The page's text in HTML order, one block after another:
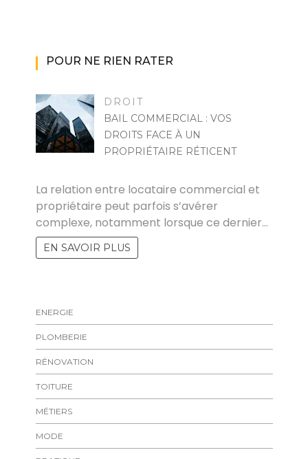
POUR NE RIEN RATER
DROIT
BAIL COMMERCIAL : VOS
DROITS FACE À UN
PROPRIÉTAIRE RÉTICENT
La relation entre locataire commercial et
propriétaire peut parfois s’avérer
complexe, notamment lorsque ce dernier…
EN SAVOIR PLUS
ENERGIE
PLOMBERIE
RÉNOVATION
TOITURE
MÉTIERS
MODE